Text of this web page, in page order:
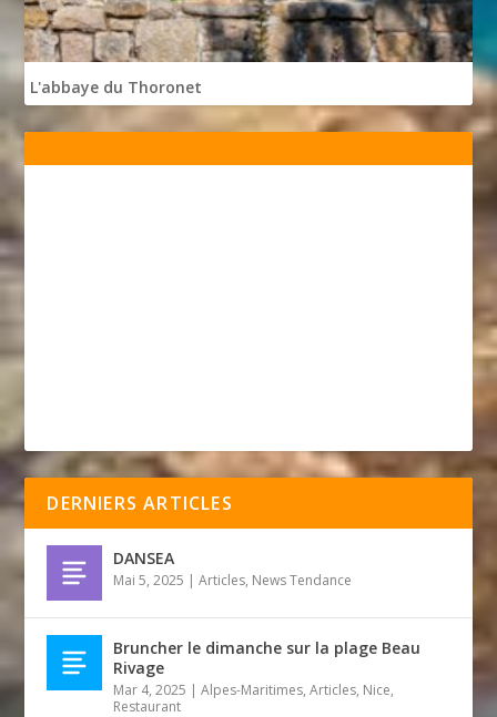
L'abbaye du Thoronet
DERNIERS ARTICLES
DANSEA
Mai 5, 2025 |Articles, News Tendance
Bruncher le dimanche sur la plage Beau
Rivage
Mar 4, 2025 |Alpes-Maritimes,Articles, Nice,
Restaurant